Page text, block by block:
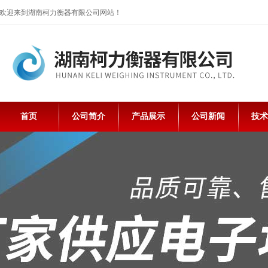
欢迎来到湖南柯力衡器有限公司网站！
首页 公司简介 产品展示 公司新闻 技